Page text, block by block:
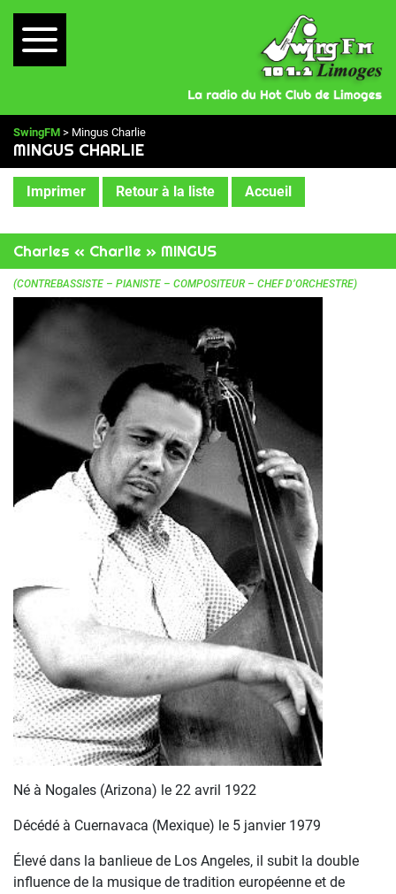
SwingFM > Mingus Charlie
MINGUS CHARLIE
Imprimer Retour à la liste Accueil
Charles « Charlie » MINGUS
(CONTREBASSISTE – PIANISTE – COMPOSITEUR – CHEF D’ORCHESTRE)
Né à Nogales (Arizona) le 22 avril 1922
Décédé à Cuernavaca (Mexique) le 5 janvier 1979
Élevé dans la banlieue de Los Angeles, il subit la double
influence de la musique de tradition européenne et de